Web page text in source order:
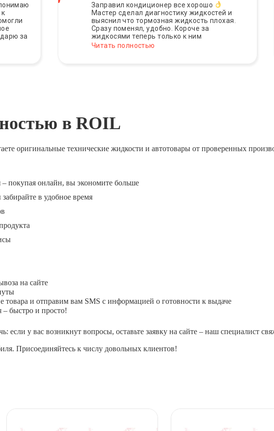
за
Заправил кондиционер все хорошо
Мастер сделал диагностику жидкостей и
выяснил что тормозная жидкость плохая.
Сразу поменял, удобно. Короче за
жидкосями теперь только к ним
Читать полностью
в ROIL
оригинальные технические жидкости и автотовары от проверенных
покупая онлайн, вы экономите больше
в удобное время
на сайте
и отправим вам SMS с информацией о готовности к выдаче
– быстро и просто!
у вас возникнут вопросы, оставьте заявку на сайте – наш специалист
Присоединяйтесь к числу довольных клиентов!